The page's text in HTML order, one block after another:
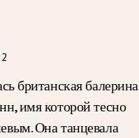
британская балерина
имя которой тесно
Она танцевала